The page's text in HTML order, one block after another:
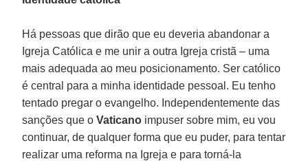
Há pessoas que dirão que eu deveria abandonar a
Igreja Católica e me unir a outra Igreja cristã – uma
mais adequada ao meu posicionamento. Ser católico
é central para a minha identidade pessoal. Eu tenho
tentado pregar o evangelho. Independentemente das
sanções que oVaticano impuser sobre mim, eu vou
continuar, de qualquer forma que eu puder, para tentar
realizar uma reforma na Igreja e para torná-la